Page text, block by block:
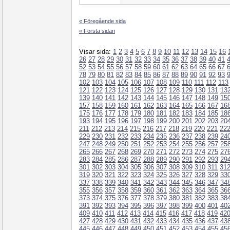
« Föregående sida
« Första sidan
Visar sida: 1 2 3 4 5 6 7 8 9 10 11 12 13 14 15 16
26 27 28 29 30 31 32 33 34 35 36 37 38 39 40 41
52 53 54 55 56 57 58 59 60 61 62 63 64 65 66 67
78 79 80 81 82 83 84 85 86 87 88 89 90 91 92 93
102 103 104 105 106 107 108 109 110 111 112 113
121 122 123 124 125 126 127 128 129 130 131
139 140 141 142 143 144 145 146 147 148 149
157 158 159 160 161 162 163 164 165 166 167
175 176 177 178 179 180 181 182 183 184 185
193 194 195 196 197 198 199 200 201 202 203
211 212 213 214 215 216 217 218 219 220 221 222
229 230 231 232 233 234 235 236 237 238 239
247 248 249 250 251 252 253 254 255 256 257
265 266 267 268 269 270 271 272 273 274 275
283 284 285 286 287 288 289 290 291 292 293
301 302 303 304 305 306 307 308 309 310 311 312
319 320 321 322 323 324 325 326 327 328 329
337 338 339 340 341 342 343 344 345 346 347
355 356 357 358 359 360 361 362 363 364 365
373 374 375 376 377 378 379 380 381 382 383
391 392 393 394 395 396 397 398 399 400 401
409 410 411 412 413 414 415 416 417 418 419 420
427 428 429 430 431 432 433 434 435 436 437